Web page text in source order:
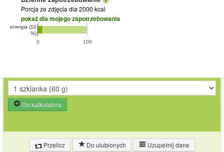
Porcja ze zdjęcia dla 2000 kcal
pokaż dla mojego zapotrzebowania
0 100
energia (10
%)
Do kalkulatora
Przelicz Do ulubionych
Uzupełnij dane